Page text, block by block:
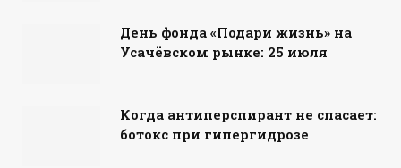
День фонда «Подари жизнь» на
Усачёвском рынке: 25 июля
Когда антиперспирант не спасает:
ботокс при гипергидрозе